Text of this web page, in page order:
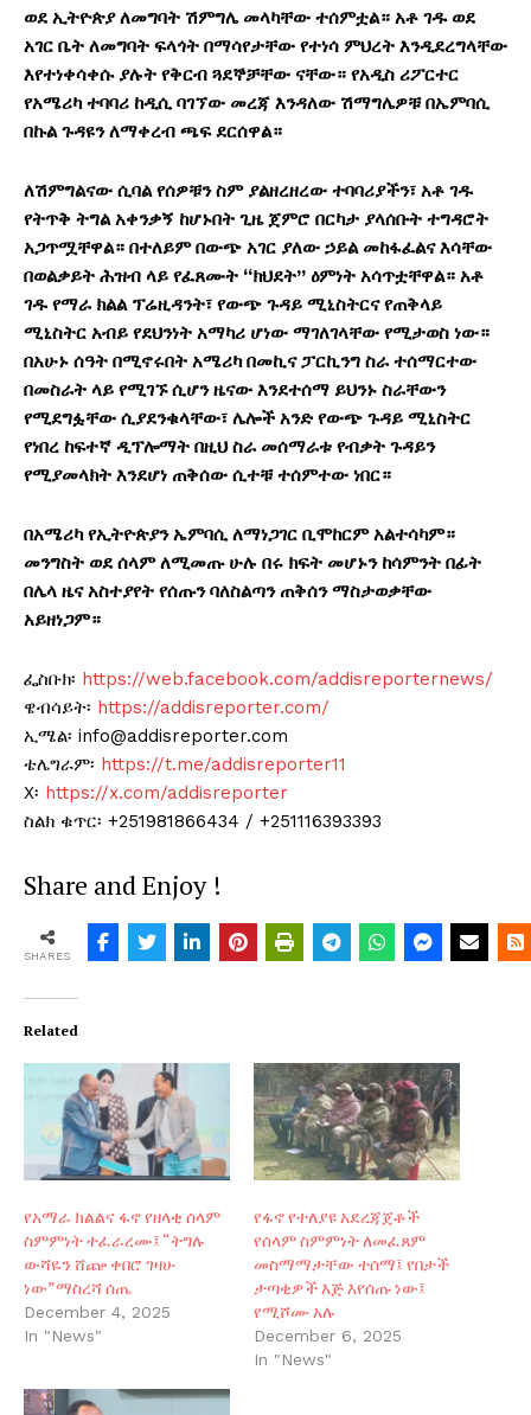
ወደ ኢትዮጵያ ለመግባት ሽምግሌ መላካቸው ተሰምቷል። አቶ ገዱ ወደ
አገር ቤት ለመግባት ፍላጎት በማሳየታቸው የተነሳ ምህረት እንዲደረግላቸው
እየተነቀሳቀሱ ያሉት የቅርብ ጓደኞቻቸው ናቸው። የአዲስ ሪፖርተር
የአሜሪካ ተባባሪ ከዲሲ ባገኘው መረጃ እንዳለው ሽማግሌዎቹ በኤምባሲ
በኩል ጉዳዩን ለማቀረብ ጫፍ ደርሰዋል።
ለሽምግልናው ሲባል የሰዎቹን ስም ያልዘረዘረው ተባባሪያችን፣ አቶ ገዱ
የትጥቅ ትግል አቀንቃኝ ከሆኑበት ጊዜ ጀምሮ በርካታ ያላሰቡት ተግዳሮት
አጋጥሟቸዋል። በተለይም በውጭ አገር ያለው ኃይል መከፋፈልና እሳቸው
በወልቃይት ሕዝብ ላይ የፈጸሙት “ክህደት” ዕምነት አሳጥቷቸዋል። አቶ
ገዱ የማራ ክልል ፕሬዚዳንት፣ የውጭ ጉዳይ ሚኒስትርና የጠቅላይ
ሚኒስትር አብይ የደህንነት አማካሪ ሆነው ማገለገላቸው የሚታወስ ነው።
በአሁኑ ሰዓት በሚኖሩበት አሜሪካ በመኪና ፓርኪንግ ስራ ተሰማርተው
በመስራት ላይ የሚገኙ ሲሆን ዜናው እንደተሰማ ይህንኑ ስራቸውን
የሚደግፏቸው ሲያደንቁላቸው፣ ሌሎች አንድ የውጭ ጉዳይ ሚኒስትር
የነበረ ከፍተኛ ዲፕሎማት በዚህ ስራ መሰማራቱ የብቃት ጉዳይን
የሚያመላክት እንደሆነ ጠቅሰው ሲተቹ ተሰምተው ነበር።
በአሜሪካ የኢትዮጵያን ኤምባሲ ለማነጋገር ቢሞከርም አልተሳካም።
መንግስት ወደ ሰላም ለሚመጡ ሁሉ በሩ ክፍት መሆኑን ከሳምንት በፊት
በሌላ ዜና አስተያየት የሰጡን ባለስልጣን ጠቅሰን ማስታወቃቸው
አይዘነጋም።
ፌስቡክ፡ https://web.facebook.com/addisreporternews/
ዌብሳይት፡ https://addisreporter.com/
ኢሜል፡ info@addisreporter.com
ቴሌግራም፡ https://t.me/addisreporter11
X፡ https://x.com/addisreporter
ስልክ ቁጥር፡ +251981866434 / +251116393393
Share and Enjoy !
SHARES
Related
የአማራ ክልልና ፋኖ የዘላቂ ሰላም
ስምምነት ተፈራረሙ፤ “ትግሉ
ውሻዬን ሸጬ ቀበሮ ገዛሁ
ነው”ማስረሻ ሰጤ
December 4, 2025
In "News"
የፋኖ የተለያዩ አደረጃጀቶች
የሰላም ስምምነት ለመፈጸም
መስማማታቸው ተሰማ፤ የበታች
ታጣቂዎች እጅ እየሰጡ ነው፤
የሚሾሙ አሉ
December 6, 2025
In "News"